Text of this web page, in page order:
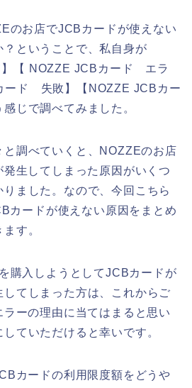
のお店でJCBカードが使えない
ということで、私自身が
】【 NOZZE JCBカード エラ
ード 失敗】【NOZZE JCBカー
じで調べてみました。
と調べていくと、NOZZEのお店
生してしまった原因がいくつ
ました。なので、今回こちら
カードが使えない原因をまとめ
す。
購入しようとしてJCBカードが
てしまった方は、これからご
ーの理由に当てはまると思い
ていただけると幸いです。
カードの利用限度額をどうや